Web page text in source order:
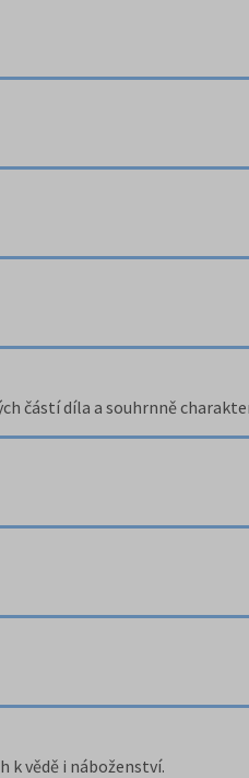
částí díla a souhrnně
k vědě i náboženství.